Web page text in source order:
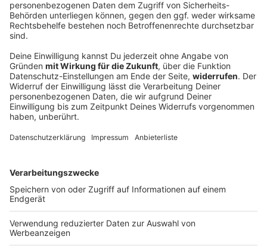
Best of Grunge
1991 war DAS Jahr der Grunge-Ära! Zum 30-jährigen
Jubiläum feiern wir die Aushänge-schilder des Genres.
Also: Radio an für unser ROCK ANTENNE Samstags-
Special am 25.09. von 08 bis 18 Uhr!
DEINE GEMERKTEN ARTIKEL
Du hast dir noch keine Artikel gemerkt
Markiere sie hierfür mit einem